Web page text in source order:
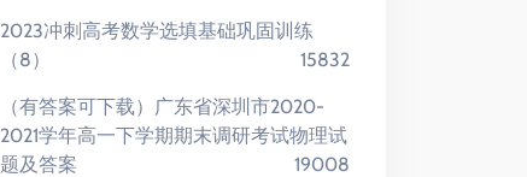
2023冲刺高考数学选填基础巩固训练
（8）
15832
（有答案可下载）广东省深圳市2020-
2021学年高一下学期期末调研考试物理试
题及答案
19008